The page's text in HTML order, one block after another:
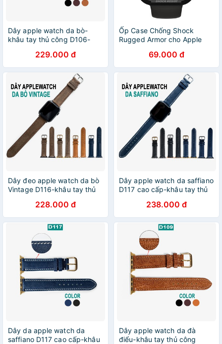
Dây apple watch da bò-
khâu tay thủ công D106-
series 4 series 5-Bụi leather
229.000 đ
Ốp Case Chống Shock
Rugged Armor cho Apple
Watch SE /Series 5/Series 4
Size 40mm/44mm
69.000 đ
Dây đeo apple watch da bò
Vintage D116-khâu tay thủ
series 3 series 4 series 5
228.000 đ
Dây apple watch da saffiano
D117 cao cấp-khâu tay thủ
series 3 series 4 series 5
238.000 đ
Dây da apple watch da
saffiano D117 cao cấp-khâu
Dây apple watch da đà
điểu-khâu tay thủ công